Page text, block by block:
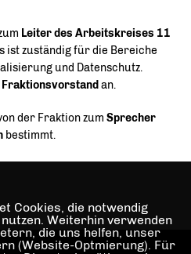
Leiter des Arbeitskreises 11
ist zuständig für die Bereiche
und Datenschutz.
Fraktionsvorstand an.
der Fraktion zum Sprecher
bestimmt.
Cookies, die notwendig
Weiterhin verwenden
die uns helfen, unser
(Website-Optmierung). Für